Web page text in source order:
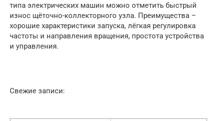
типа электрических машин можно отметить быстрый
износ щёточно-коллекторного узла. Преимущества –
хорошие характеристики запуска, лёгкая регулировка
частоты и направления вращения, простота устройства
и управления.
Свежие записи: